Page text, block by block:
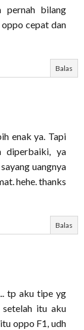
pernah bilang
cepat dan
Balas
enak ya. Tapi
diperbaiki, ya
uangnya
hehe. thanks
Balas
tp aku tipe yg
itu aku
oppo F1, udh